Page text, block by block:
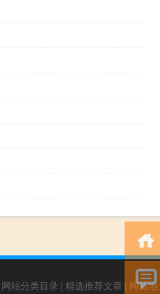
网站分类目录 | 精选推荐文章 | 网站地